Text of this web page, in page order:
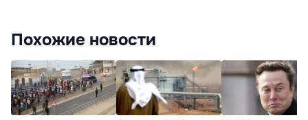
Похожие новости